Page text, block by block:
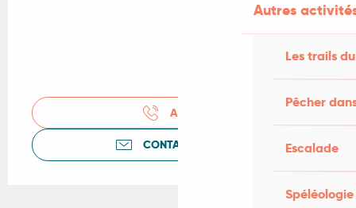
Autres
Les trails
Pêcher
Escalade
Spéléologie
APPELER
CONTACTEZ-NOUS